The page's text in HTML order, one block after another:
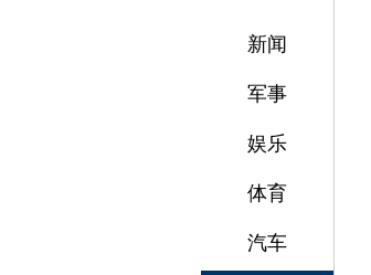
新闻
军事
娱乐
体育
汽车